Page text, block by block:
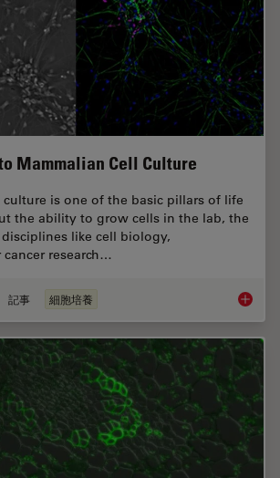
Mammalian Cell Culture
culture is one of the basic pillars of life
the ability to grow cells in the lab, the
like cell biology,
research…
記事 細胞培養